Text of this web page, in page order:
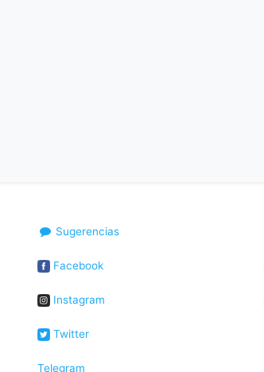
Sugerencias
Facebook
Instagram
Twitter
Telegram